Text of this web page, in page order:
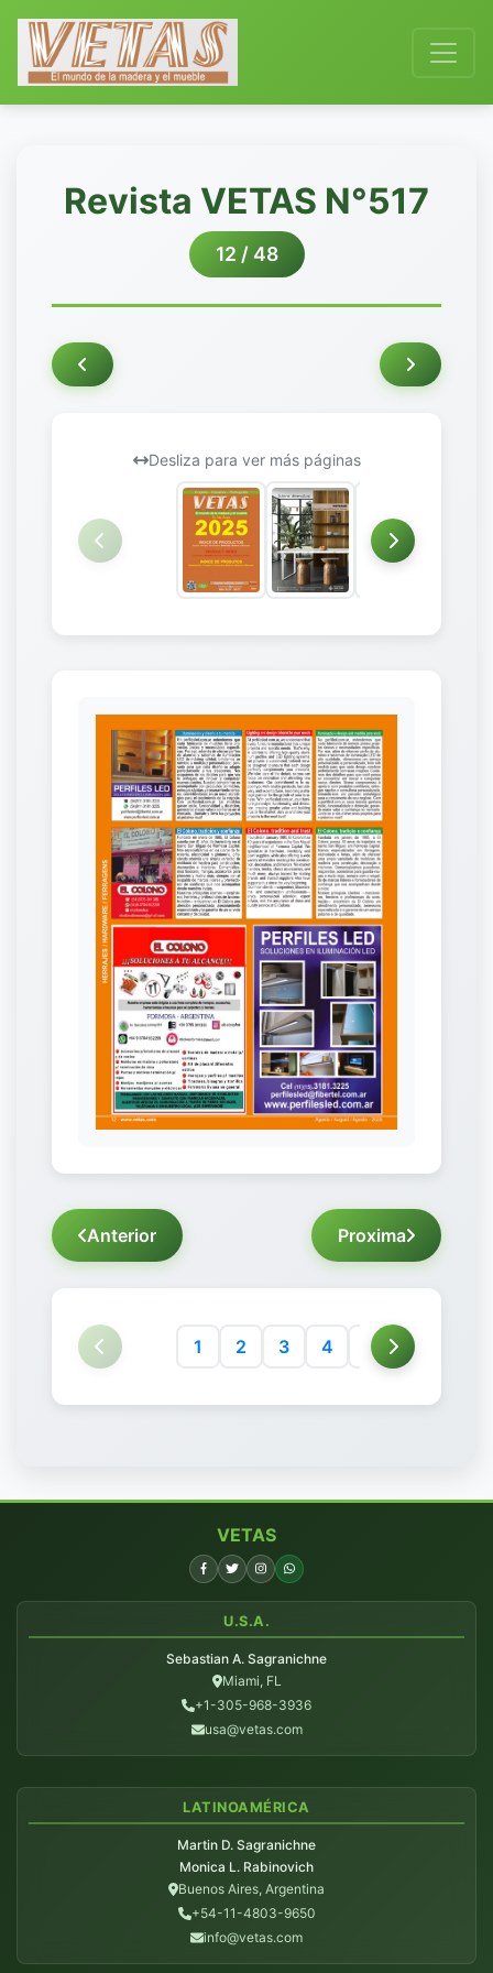
Revista VETAS N°517
12 / 48
Desliza para ver más páginas
Anterior Proxima
1 2 3 4 5 6
VETAS
U.S.A.
Sebastian A. Sagranichne
Miami, FL
+1-305-968-3936
usa@vetas.com
LATINOAMÉRICA
Martin D. Sagranichne
Monica L. Rabinovich
Buenos Aires, Argentina
+54-11-4803-9650
info@vetas.com